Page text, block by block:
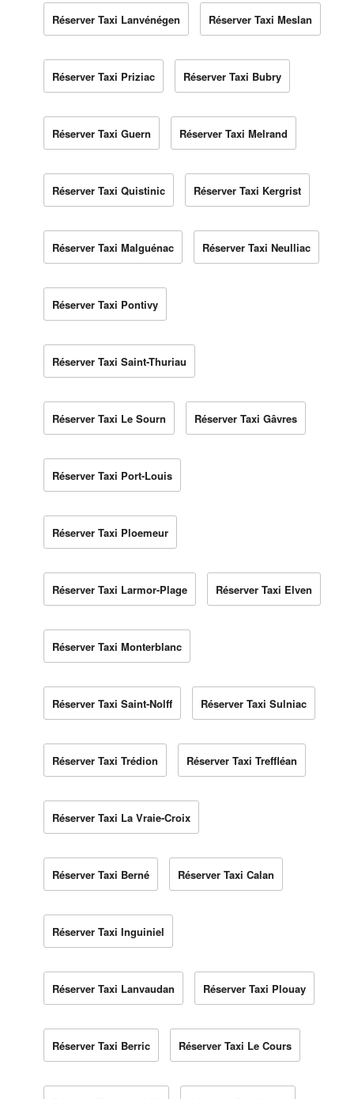
Réserver Taxi Lanvénégen Réserver Taxi Meslan
Réserver Taxi Priziac Réserver Taxi Bubry
Réserver Taxi Guern Réserver Taxi Melrand
Réserver Taxi Quistinic Réserver Taxi Kergrist
Réserver Taxi Malguénac Réserver Taxi Neulliac
Réserver Taxi Pontivy
Réserver Taxi Saint-Thuriau
Réserver Taxi Le Sourn Réserver Taxi Gâvres
Réserver Taxi Port-Louis
Réserver Taxi Ploemeur
Réserver Taxi Larmor-Plage Réserver Taxi Elven
Réserver Taxi Monterblanc
Réserver Taxi Saint-Nolff Réserver Taxi Sulniac
Réserver Taxi Trédion Réserver Taxi Treffléan
Réserver Taxi La Vraie-Croix
Réserver Taxi Berné Réserver Taxi Calan
Réserver Taxi Inguiniel
Réserver Taxi Lanvaudan Réserver Taxi Plouay
Réserver Taxi Berric Réserver Taxi Le Cours